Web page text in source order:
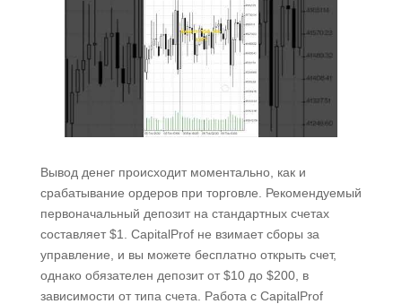
Вывод денег происходит моментально, как и
срабатывание ордеров при торговле. Рекомендуемый
первоначальный депозит на стандартных счетах
составляет $1. CapitalProf не взимает сборы за
управление, и вы можете бесплатно открыть счет,
однако обязателен депозит от $10 до $200, в
зависимости от типа счета. Работа с CapitalProf